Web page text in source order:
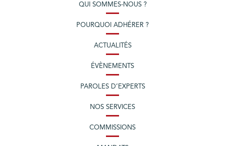
QUI SOMMES-NOUS ?
POURQUOI ADHÉRER ?
ACTUALITÉS
ÉVÈNEMENTS
PAROLES D’EXPERTS
NOS SERVICES
COMMISSIONS